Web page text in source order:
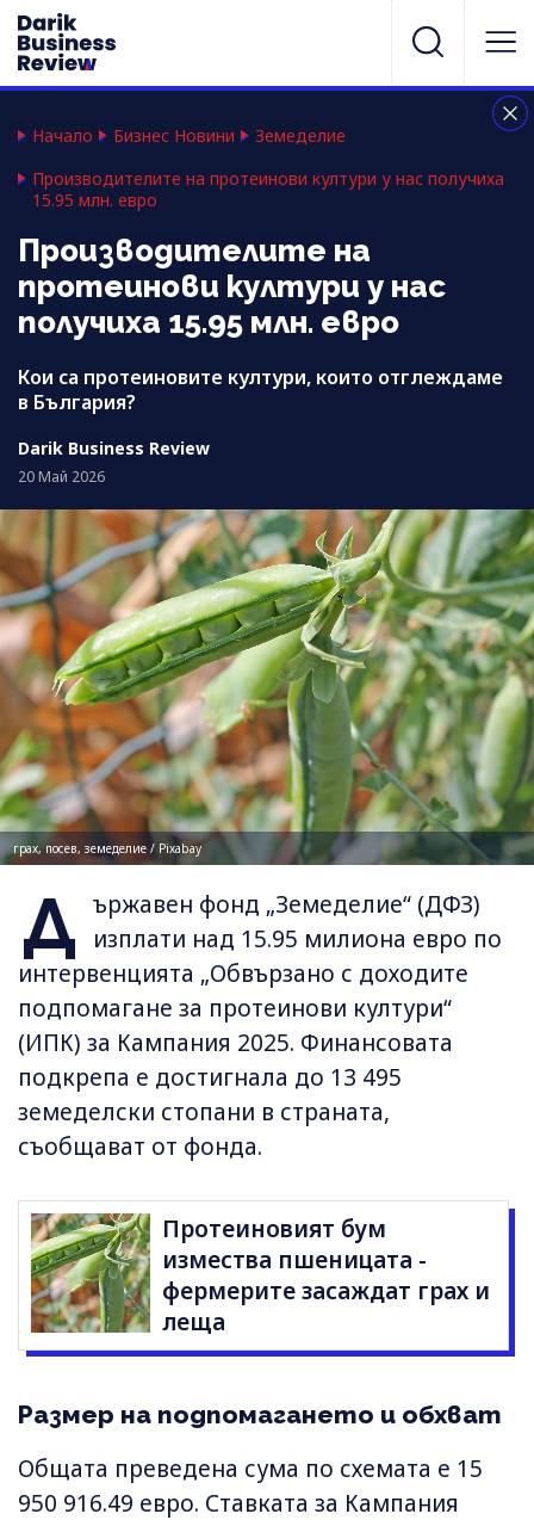
Начало Бизнес Новини
Земеделие
Производителите на протеинови култури у нас получиха
15.95 млн. евро
Производителите на
протеинови култури у нас
получиха 15.95 млн. евро
Кои са протеиновите култури, които отглеждаме
в България?
Darik Business Review
20 Май 2026
грах, посев, земеделие / Pixabay
Д ържавен фонд „Земеделие“ (ДФЗ)
изплати над 15.95 милиона евро по
интервенцията „Обвързано с доходите
подпомагане за протеинови култури“
(ИПК) за Кампания 2025. Финансовата
подкрепа е достигнала до 13 495
земеделски стопани в страната,
съобщават от фонда.
Протеиновият бум
измества пшеницата -
фермерите засаждат грах и
леща
Размер на подпомагането и обхват
Общата преведена сума по схемата е 15
950 916.49 евро. Ставката за Кампания